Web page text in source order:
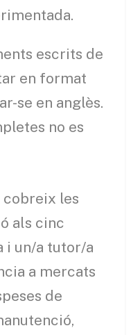
escrits de
en format
se en anglès.
no es
cobreix les
als cinc
i un/a tutor/a
a mercats
de